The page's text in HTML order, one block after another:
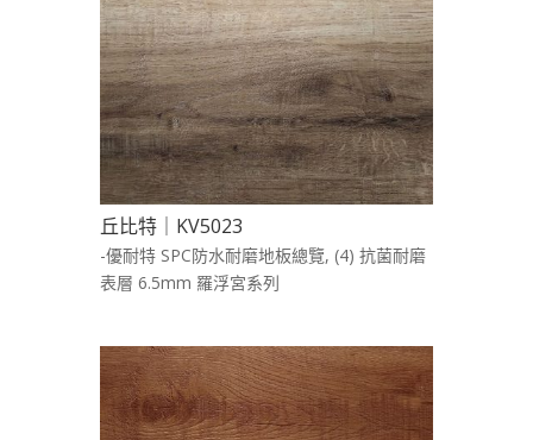
丘比特｜KV5023
-優耐特 SPC防水耐磨地板總覽, (4) 抗菌耐磨
表層 6.5mm 羅浮宮系列